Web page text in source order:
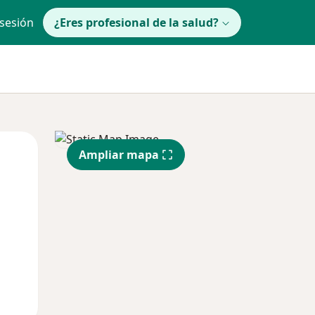
¿Eres profesional de la salud?
Jue
13 Ago
Vie
14 Ago
Ampliar mapa